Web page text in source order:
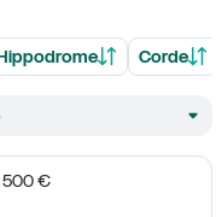
Corde
500 €